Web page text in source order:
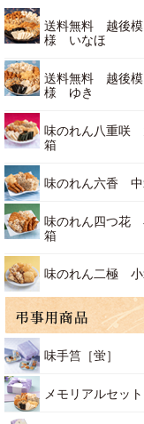
送料無料 越後模
様 いなほ
送料無料 越後模
様 ゆき
味のれん八重咲
箱
味のれん六香
味のれん四つ花
箱
味のれん二極
味手筥［蛍］
メモリアルセット